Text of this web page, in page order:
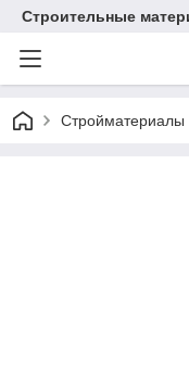
Строительные
Стройматериалы